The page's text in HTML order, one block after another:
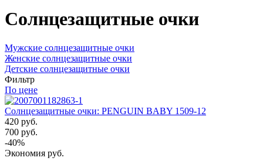
Солнцезащитные очки
Мужские солнцезащитные очки
Женские солнцезащитные очки
Детские солнцезащитные очки
Фильтр
По цене
Солнцезащитные очки: PENGUIN BABY 1509-12
420 руб.
700 руб.
-40%
Экономия руб.